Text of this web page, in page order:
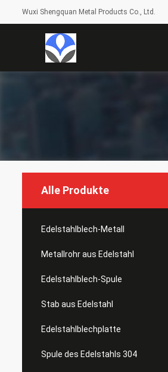
Wuxi Shengquan Metal Products Co., Ltd.
Alle Produkte
Edelstahlblech-Metall
Metallrohr aus Edelstahl
Edelstahlblech-Spule
Stab aus Edelstahl
Edelstahlblechplatte
Spule des Edelstahls 304